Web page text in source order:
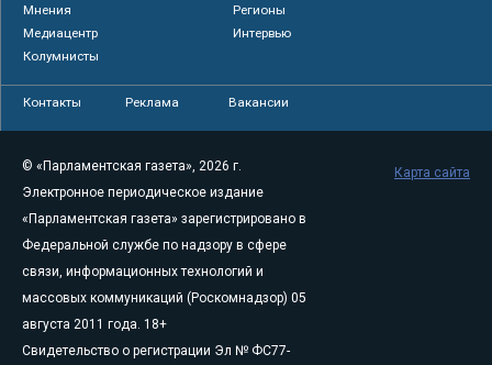
Мнения
Регионы
Медиацентр
Интервью
Колумнисты
Контакты Реклама Вакансии
© «Парламентская газета», 2026 г.
Электронное периодическое издание
«Парламентская газета» зарегистрировано в
Федеральной службе по надзору в сфере
связи, информационных технологий и
массовых коммуникаций (Роскомнадзор) 05
августа 2011 года. 18+
Свидетельство о регистрации Эл № ФС77-
Карта сайта